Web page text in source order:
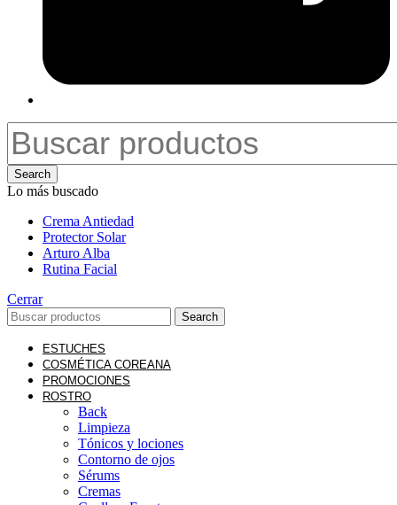
Search
Lo más buscado
Crema Antiedad
Protector Solar
Arturo Alba
Rutina Facial
Cerrar
Search
ESTUCHES
COSMÉTICA COREANA
PROMOCIONES
ROSTRO
Back
Limpieza
Tónicos y lociones
Contorno de ojos
Sérums
Cremas